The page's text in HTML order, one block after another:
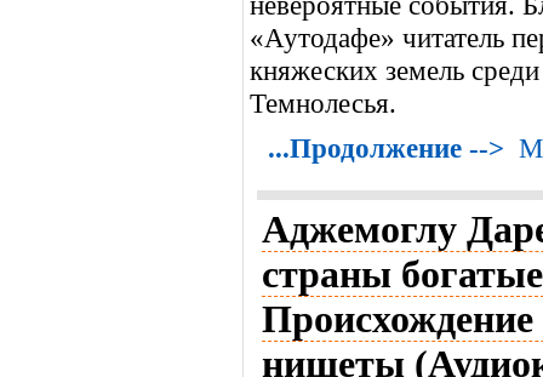
«Аутодафе» читатель
княжеских земель
Темнолесья.
...Продолжение -->
Аджемоглу
страны
Происхождение
нищеты